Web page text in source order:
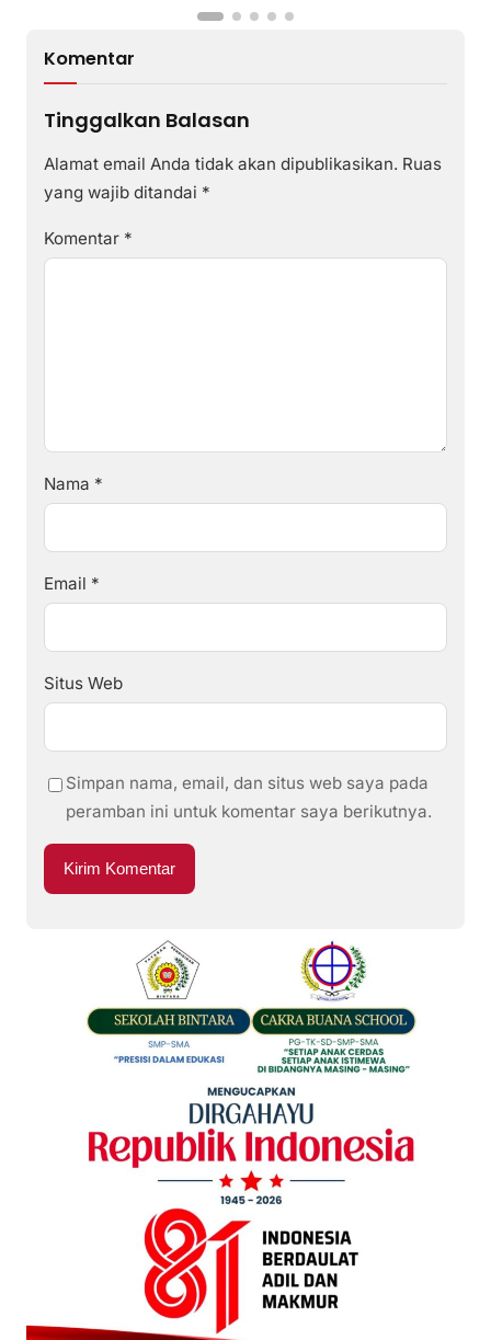
Komentar
Tinggalkan Balasan
Alamat email Anda tidak akan dipublikasikan. Ruas
yang wajib ditandai *
Komentar *
Nama *
Email *
Situs Web
Simpan nama, email, dan situs web saya pada
peramban ini untuk komentar saya berikutnya.